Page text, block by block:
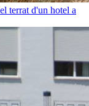
terrat d'un hotel a